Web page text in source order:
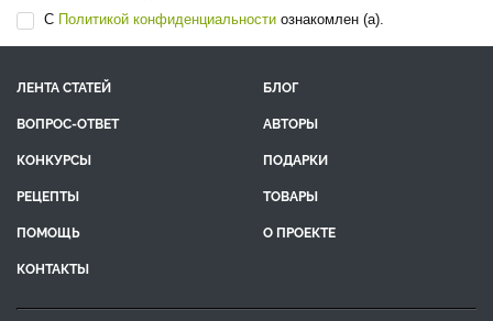
С Политикой конфиденциальности ознакомлен (а).
ЛЕНТА СТАТЕЙ
БЛОГ
ВОПРОС-ОТВЕТ
АВТОРЫ
КОНКУРСЫ
ПОДАРКИ
РЕЦЕПТЫ
ТОВАРЫ
ПОМОЩЬ
О ПРОЕКТЕ
КОНТАКТЫ